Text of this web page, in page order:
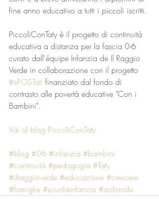
fine anno educativo a tutti i piccoli iscritti.
PiccoliConTaty è il progetto di continuità
educativa a distanza per la fascia 0-6
curato dall'équipe Infanzia de Il Raggio
Verde in collaborazione con il progetto
#sPOSTati finanziato dal fondo di
contrasto alle povertà educative "Con i
Bambini".
Vai al blog PiccoliConTaty
#blog #06 #infanzia #bambini
#continuità #pedagogia #Taty
#ilraggioverde #educazione #crescere
#famiglie #scuolainfanzia #asilonido